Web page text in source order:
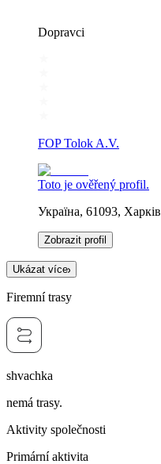
Dopravci
FOP Tolok A.V.
Toto je ověřený profil.
Україна, 61093,
Zobrazit profil
Ukázat více
Firemní trasy
shvachka
nemá trasy.
Aktivity společnosti
Primární aktivita